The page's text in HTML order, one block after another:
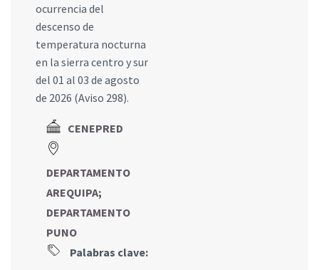
ocurrencia del
descenso de
temperatura nocturna
en la sierra centro y sur
del 01 al 03 de agosto
de 2026 (Aviso 298).
CENEPRED
DEPARTAMENTO
AREQUIPA;
DEPARTAMENTO
PUNO
Palabras clave: